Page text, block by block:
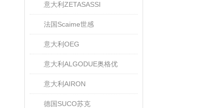
意大利ZETASASSI
法国Scaime世感
意大利OEG
意大利ALGODUE奥格优
意大利AIRON
德国SUCO苏克